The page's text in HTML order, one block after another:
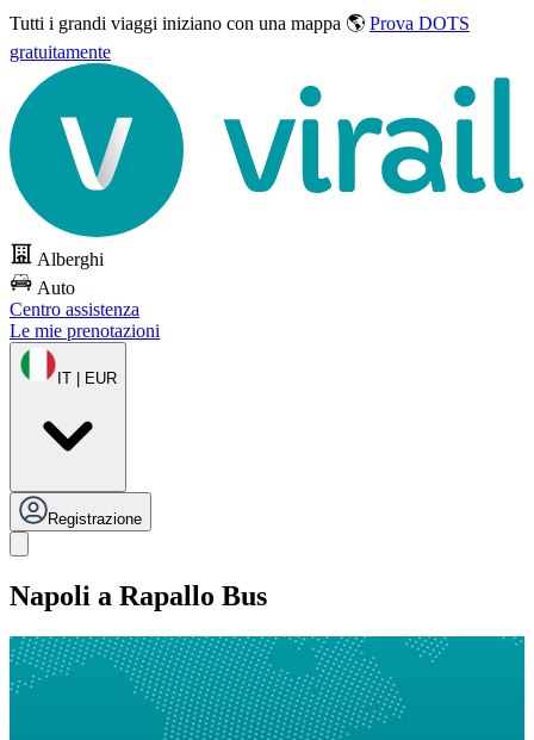
Tutti i grandi viaggi iniziano con una mappa 🌎 Prova DOTS
gratuitamente
Alberghi
Auto
Centro assistenza
Le mie prenotazioni
IT | EUR
Registrazione
Napoli a Rapallo Bus